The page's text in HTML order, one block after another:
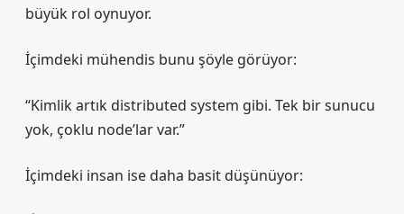
büyük rol oynuyor.
İçimdeki mühendis bunu şöyle görüyor:
“Kimlik artık distributed system gibi. Tek bir sunucu
yok, çoklu node’lar var.”
İçimdeki insan ise daha basit düşünüyor: